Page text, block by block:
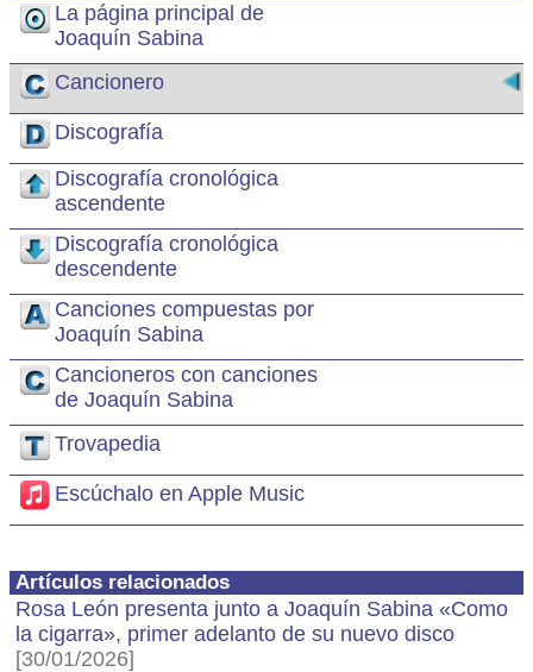
La página principal de
Joaquín Sabina
Cancionero
Discografía
Discografía cronológica
ascendente
Discografía cronológica
descendente
Canciones compuestas por
Joaquín Sabina
Cancioneros con canciones
de Joaquín Sabina
Trovapedia
Escúchalo en Apple Music
Artículos relacionados
Rosa León presenta junto a Joaquín Sabina «Como
la cigarra», primer adelanto de su nuevo disco
[30/01/2026]